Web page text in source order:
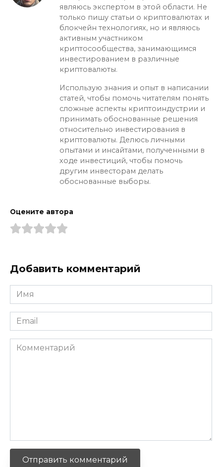
являюсь экспертом в этой области. Не
только пишу статьи о криптовалютах и
блокчейн технологиях, но и являюсь
активным участником
криптосообщества, занимающимся
инвестированием в различные
криптовалюты.
Использую знания и опыт в написании
статей, чтобы помочь читателям понять
сложные аспекты криптоиндустрии и
принимать обоснованные решения
относительно инвестирования в
криптовалюты. Делюсь личными
опытами и инсайтами, полученными в
ходе инвестиций, чтобы помочь
другим инвесторам делать
обоснованные выборы.
Оцените автора
Добавить комментарий
Имя
*
Email
*
Комментарий